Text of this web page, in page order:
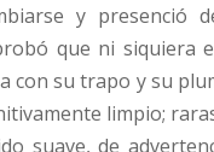
y presenció
que ni siquiera
con su trapo y su
limpio;
suave, de